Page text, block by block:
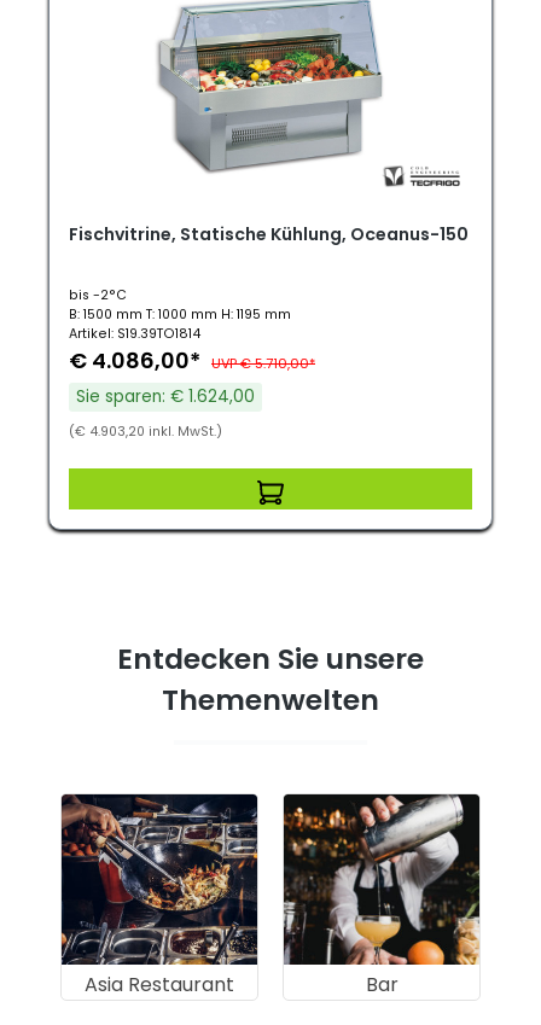
Fischvitrine, Statische Kühlung, Oceanus-150
bis -2°C
B: 1500 mm T: 1000 mm H: 1195 mm
Artikel: S19.39TO1814
€ 4.086,00* UVP € 5.710,00*
Sie sparen: € 1.624,00
(€ 4.903,20 inkl. MwSt.)
Entdecken Sie unsere
Themenwelten
Asia Restaurant Bar